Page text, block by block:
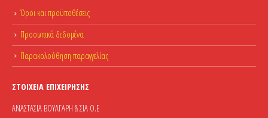
Όροι και προϋποθέσεις
Προσωπικά δεδομένα
Παρακολούθηση παραγγελίας
ΣΤΟΙΧΕΊΑ ΕΠΙΧΕΊΡΗΣΗΣ
ΑΝΑΣΤΑΣΙΑ ΒΟΥΛΓΑΡΗ & ΣΙΑ Ο.Ε